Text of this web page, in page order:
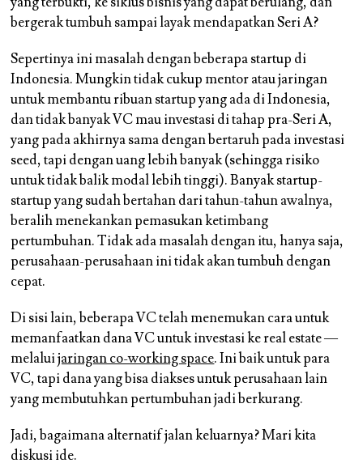
bergerak tumbuh sampai layak mendapatkan Seri A?
Sepertinya ini masalah dengan beberapa startup di
Indonesia. Mungkin tidak cukup mentor atau jaringan
untuk membantu ribuan startup yang ada di Indonesia,
dan tidak banyak VC mau investasi di tahap pra-Seri A,
yang pada akhirnya sama dengan bertaruh pada investasi
seed, tapi dengan uang lebih banyak (sehingga risiko
untuk tidak balik modal lebih tinggi). Banyak startup-
startup yang sudah bertahan dari tahun-tahun awalnya,
beralih menekankan pemasukan ketimbang
pertumbuhan. Tidak ada masalah dengan itu, hanya saja,
perusahaan-perusahaan ini tidak akan tumbuh dengan
cepat.
Di sisi lain, beberapa VC telah menemukan cara untuk
memanfaatkan dana VC untuk investasi ke real estate —
melaluijaringan co-working space. Ini baik untuk para
VC, tapi dana yang bisa diakses untuk perusahaan lain
yang membutuhkan pertumbuhan jadi berkurang.
Jadi, bagaimana alternatif jalan keluarnya? Mari kita
diskusi ide.